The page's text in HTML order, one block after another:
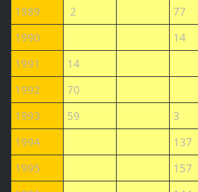
1989
2
77
1990
14
1991
14
1992
70
1993
59 3
1994
137
1995
157